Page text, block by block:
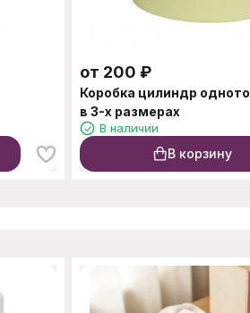
от 200 ₽
Коробка цилиндр
в 3-х размерах
В наличии
В корзину